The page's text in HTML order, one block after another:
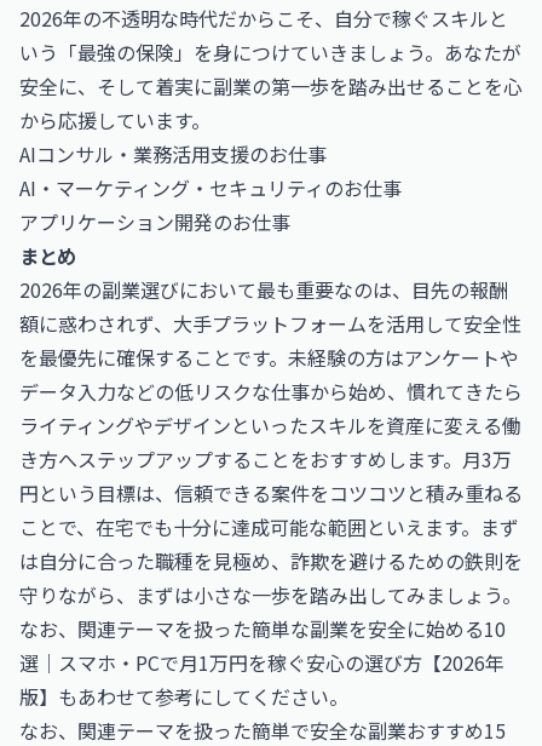
2026年の不透明な時代だからこそ、自分で稼ぐスキルと
いう「最強の保険」を身につけていきましょう。あなたが
安全に、そして着実に副業の第一歩を踏み出せることを心
から応援しています。
AIコンサル・業務活用支援のお仕事
AI・マーケティング・セキュリティのお仕事
アプリケーション開発のお仕事
まとめ
2026年の副業選びにおいて最も重要なのは、目先の報酬
額に惑わされず、大手プラットフォームを活用して安全性
を最優先に確保することです。未経験の方はアンケートや
データ入力などの低リスクな仕事から始め、慣れてきたら
ライティングやデザインといったスキルを資産に変える働
き方へステップアップすることをおすすめします。月3万
円という目標は、信頼できる案件をコツコツと積み重ねる
ことで、在宅でも十分に達成可能な範囲といえます。まず
は自分に合った職種を見極め、詐欺を避けるための鉄則を
守りながら、まずは小さな一歩を踏み出してみましょう。
なお、関連テーマを扱った簡単な副業を安全に始める10
選｜スマホ・PCで月1万円を稼ぐ安心の選び方【2026年
版】 もあわせて参考にしてください。
なお、関連テーマを扱った簡単で安全な副業おすすめ15